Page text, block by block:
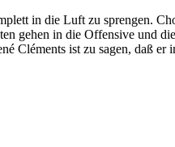
in die Luft zu sprengen.
gehen in die Offensive und
Cléments ist zu sagen, daß